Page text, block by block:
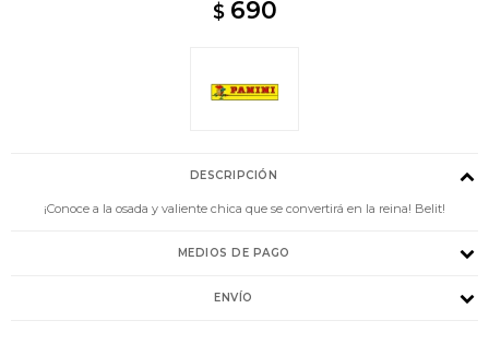
$ 690
DESCRIPCIÓN
¡Conoce a la osada y valiente chica que se convertirá en la reina! Belit!
MEDIOS DE PAGO
ENVÍO